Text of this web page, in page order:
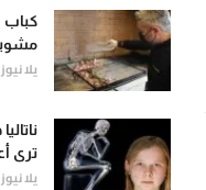
كباب
يلا
ترى
يلا